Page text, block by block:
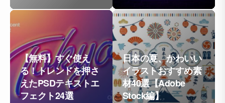
【無料】すぐ使え
る！トレンドを押さ
えたPSDテキストエ
フェクト24選
日本の夏、かわいい
イラストおすすめ素
材40選【Adobe
Stock編】